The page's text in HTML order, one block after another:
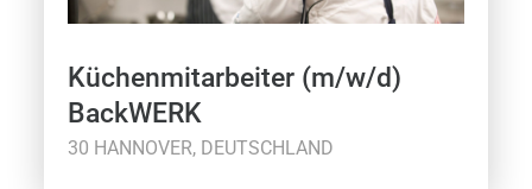
Küchenmitarbeiter (m/w/d)
BackWERK
30 HANNOVER, DEUTSCHLAND